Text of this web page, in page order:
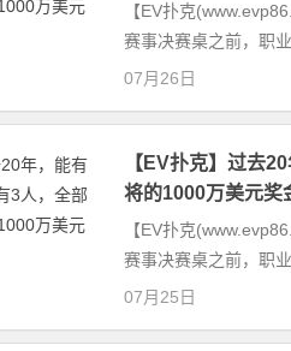
【EV扑克
赛事决赛桌之前，职
07月26日
【EV扑克】过去
将的1000万美元奖
【EV扑克
赛事决赛桌之前，职
07月25日